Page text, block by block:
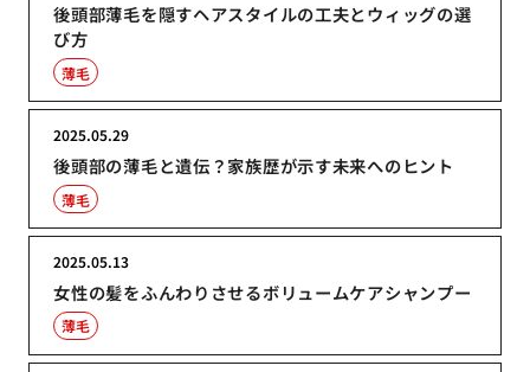
後頭部薄毛を隠すヘアスタイルの工夫とウィッグの選
び方
薄毛
後頭部の薄毛と遺伝？家族歴が示す未来へのヒント
2025.05.29
薄毛
女性の髪をふんわりさせるボリュームケアシャンプー
2025.05.13
薄毛